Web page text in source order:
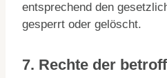
entsprechend den
gesperrt oder gelöscht.
7. Rechte der